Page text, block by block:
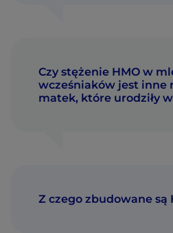
Czy stężenie HMO w
wcześniaków jest inne
matek, które urodziły
Z czego zbudowane są